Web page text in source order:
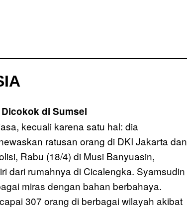
di Sumsel
kecuali karena satu hal: dia
ratusan orang di DKI Jakarta dan
Rabu (18/4) di Musi Banyuasin,
dari rumahnya di Cicalengka. Syamsudin
miras dengan bahan berbahaya.
307 orang di berbagai wilayah akibat